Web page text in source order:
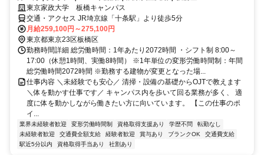
東京家政大学 板橋キャンパス
交通・アクセス JR埼京線「十条駅」より徒歩5分
月給259,100円～275,100円
東京都東京23区板橋区
勤務時間詳細 総労働時間：1年あたり2072時間 ・シフト制 8:00～
17:00（休憩1時間、実働8時間） ※1年単位の変形労働時間制：年間
総労働時間2072時間 ※勤務する建物が変更となった場...
仕事内容 ＼未経験でも安心／ 清掃・設備の基礎からOJTで教えます
＼体を動かす仕事です／ キャンパス内を歩いて回る業務が多く、 適
度に体を動かしながら働きたい方に向いています。 【この仕事のポ
イ...
業界未経験者歓迎 変形労働時間制 資格取得支援あり 学歴不問
転勤なし
未経験者歓迎
交通費全額支給 経験者歓迎 賞与あり ブランクOK
交通費支給
駅近5分以内
資格取得手当あり 社割あり